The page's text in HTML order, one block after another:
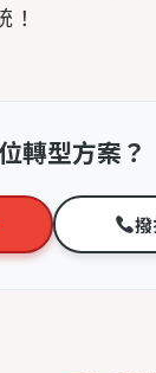
轉型方案？